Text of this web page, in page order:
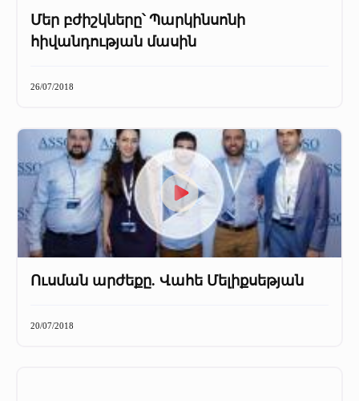
Մեր բժիշկները՝ Պարկինսոնի
հիվանդության մասին
26/07/2018
Ուսման արժեքը. Վահե Մելիքսեթյան
20/07/2018